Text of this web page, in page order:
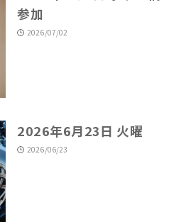
参加
2026/07/02
2026年6月23日 火曜
2026/06/23